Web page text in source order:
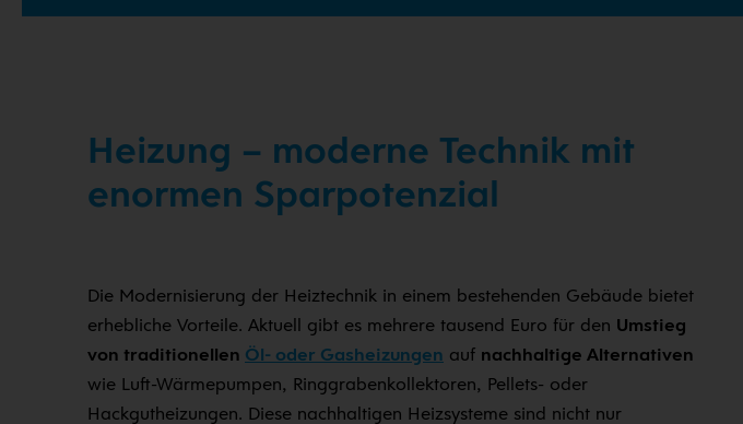
Heizung – moderne Technik mit
enormen Sparpotenzial
Die Modernisierung der Heiztechnik in einem bestehenden Gebäude bietet
erhebliche Vorteile. Aktuell gibt es mehrere tausend Euro für den Umstieg
von traditionellen Öl- oder Gasheizungen auf nachhaltige Alternativen
wie Luft-Wärmepumpen, Ringgrabenkollektoren, Pellets- oder
Hackgutheizungen. Diese nachhaltigen Heizsysteme sind nicht nur